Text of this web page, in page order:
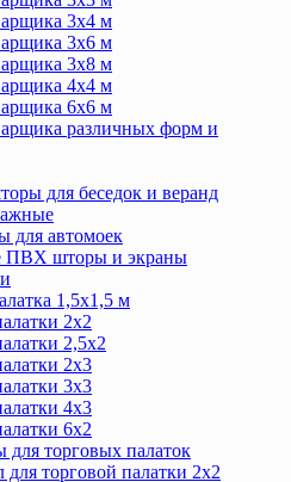
3х4 м
3х6 м
3х8 м
4х4 м
6х6 м
различных форм и
для беседок и веранд
автомоек
ПВХ шторы и экраны
1,5х1,5 м
2х2
2,5х2
2х3
3х3
4х3
6х2
для торговых палаток
для торговой палатки 2х2